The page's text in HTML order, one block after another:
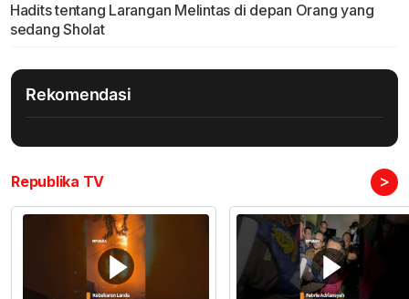
Hadits tentang Larangan Melintas di depan Orang yang
sedang Sholat
Rekomendasi
Republika TV >